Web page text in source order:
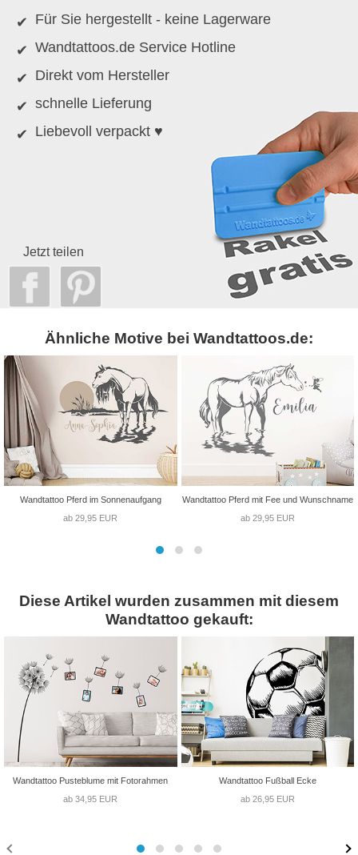
Für Sie hergestellt - keine Lagerware
Wandtattoos.de Service Hotline
Direkt vom Hersteller
schnelle Lieferung
Liebevoll verpackt ♥
Jetzt teilen
Ähnliche Motive bei Wandtattoos.de:
Wandtattoo Pferd im Sonnenaufgang
ab 29,95 EUR
Wandtattoo Pferd mit Fee und Wunschname
ab 29,95 EUR
Diese Artikel wurden zusammen mit diesem
Wandtattoo gekauft:
Wandtattoo Pusteblume mit Fotorahmen
ab 34,95 EUR
Wandtattoo Fußball Ecke
ab 26,95 EUR